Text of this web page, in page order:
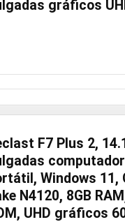
gráficos
F7 Plus 2, 14.1
Windows 11,
N4120, 8GB
UHD gráficos